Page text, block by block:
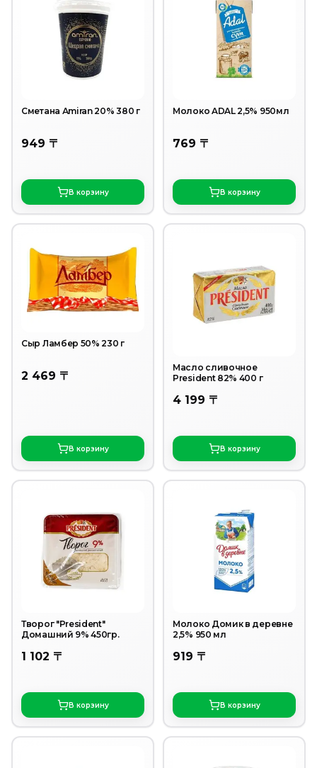
Сметана Аmiran 20% 380 г
949 〒
В корзину
Молоко ADAL 2,5% 950мл
769 〒
В корзину
Сыр Ламбер 50% 230 г
2 469 〒
В корзину
Масло сливочное
President 82% 400 г
4 199 〒
В корзину
Творог "President"
Домашний 9% 450гр.
1 102 〒
В корзину
Молоко Домик в деревне
2,5% 950 мл
919 〒
В корзину